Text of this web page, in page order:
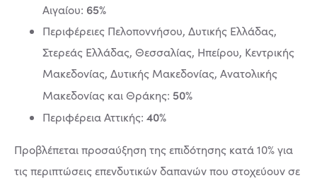
Αιγαίου: 65%
Περιφέρειες Πελοποννήσου, Δυτικής Ελλάδας,
Στερεάς Ελλάδας, Θεσσαλίας, Ηπείρου, Κεντρικής
Μακεδονίας, Δυτικής Μακεδονίας, Ανατολικής
Μακεδονίας και Θράκης: 50%
Περιφέρεια Αττικής: 40%
Προβλέπεται προσαύξηση της επιδότησης κατά 10% για
τις περιπτώσεις επενδυτικών δαπανών που στοχεύουν σε